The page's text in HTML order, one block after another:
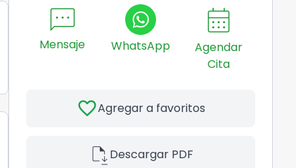
sms
Mensaje WhatsApp
calendar_month
Agendar
Cita
favoriteAgregar a favoritos
file_saveDescargar PDF